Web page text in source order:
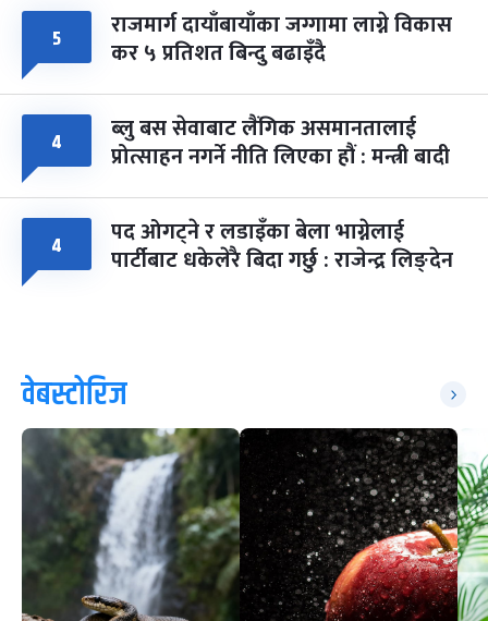
५ राजमार्ग दायाँबायाँका जग्गामा लाग्ने विकास
कर ५ प्रतिशत बिन्दु बढाइँदै
४ ब्लु बस सेवाबाट लैंगिक असमानतालाई
प्रोत्साहन नगर्ने नीति लिएका हौं : मन्त्री बादी
४ पद ओगट्ने र लडाइँका बेला भाग्नेलाई
पार्टीबाट धकेलेरै बिदा गर्छु : राजेन्द्र लिङ्देन
वेबस्टोरिज